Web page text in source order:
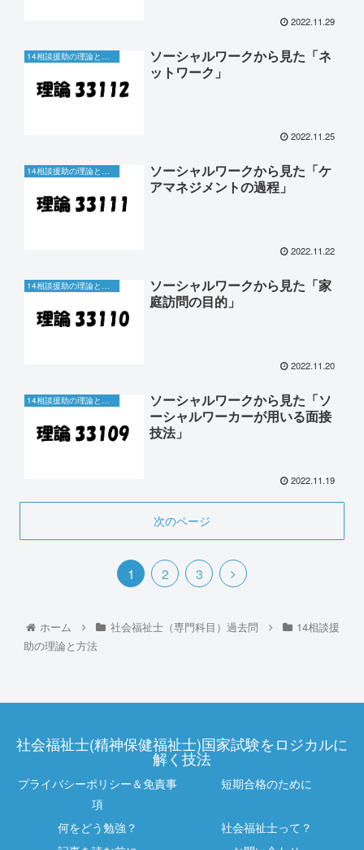
2022.11.29
ソーシャルワークから見た「ネ
ットワーク」
2022.11.25
ソーシャルワークから見た「ケ
アマネジメントの過程」
2022.11.22
14相談援助の理論と方法
ソーシャルワークから見た「家
庭訪問の目的」
2022.11.20
14相談援助の理論と方法
ソーシャルワークから見た「ソ
ーシャルワーカーが用いる面接
技法」
2022.11.19
次のページ
1 2 3
ホーム 社会福祉士（専門科目）過去問
14相談援
助の理論と方法
社会福祉士(精神保健福祉士)国家試験をロジカルに
解く技法
プライバシーポリシー＆免責事
項
短期合格のために
何をどう勉強？
社会福祉士って？